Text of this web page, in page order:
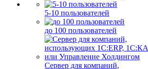
5-10 пользователей
до 100 пользователей
Сервер для компаний,